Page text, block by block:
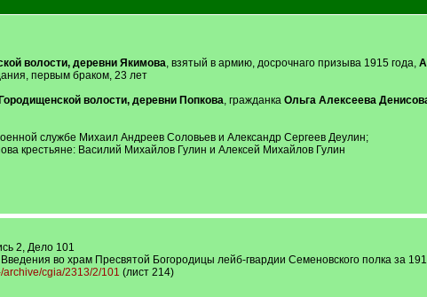
волости, деревни Якимова, взятый в армию, досрочнаго призыва 1915 года,
первым браком, 23 лет
волости, деревни Попкова, гражданка Ольга Алексеева
службе Михаил Андреев Соловьев и Александр Сергеев Деулин;
крестьяне: Василий Михайлов Гулин и Алексей Михайлов Гулин
2, Дело 101
во храм Пресвятой Богородицы лейб-гвардии Семеновского полка за
archive/cgia/2313/2/101 (лист 214)